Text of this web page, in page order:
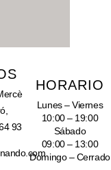
93
HORARIO
Lunes – Viernes
10:00 – 19:00
Sábado
09:00 – 13:00
Domingo– Cerrado